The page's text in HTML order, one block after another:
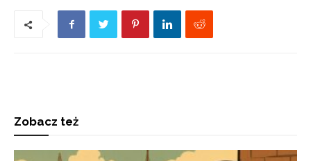
Zobacz też